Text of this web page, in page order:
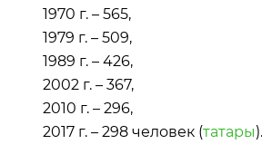
1970 г. – 565,
1979 г. – 509,
1989 г. – 426,
2002 г. – 367,
2010 г. – 296,
2017 г. – 298 человек (татары).